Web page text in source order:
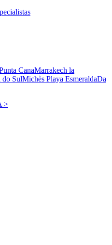
CanaMarrakech la
do SulMichès Playa EsmeraldaDa
>